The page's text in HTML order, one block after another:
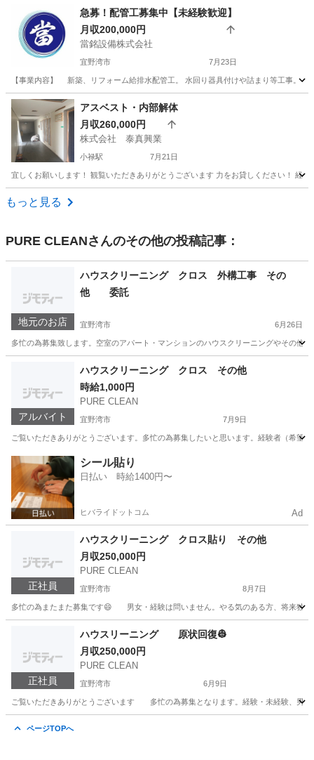
那覇空港駅 その他 業務
急募！配管工募集中【未経験歓迎】
月収200,000円
當銘設備株式会社
宜野湾市 7月23日
【事業内容】 新築、リフォーム給排水配管工。 水回り器具付けや詰まり等工事。
沖縄 宜野湾市 その他 配管工
アスベスト・内部解体
月収260,000円
株式会社 泰真興業
小禄駅 7月21日
宜しくお願いします！ 観覧いただきありがとうございます 力をお貸しください！ 経
沖縄 那覇市
もっと見る
PURE CLEANさんのその他の投稿記事：
地元のお店
ハウスクリーニング クロス 外構工事 その
他 委託
宜野湾市 6月26日
多忙の為募集致します。空室のアパート・マンションのハウスクリーニングやその他
その他
アルバイト
ハウスクリーニング クロス その他
時給1,000円
PURE CLEAN
宜野湾市 7月9日
ご覧いただきありがとうございます。多忙の為募集したいと思います。経験者（希望
沖縄 宜野湾市 その他
シール貼り
日払い 時給1400円〜
ヒバライドットコム Ad
正社員
ハウスクリーニング クロス貼り その他
月収250,000円
PURE CLEAN
宜野湾市 8月7日
多忙の為またまた募集です😄 男女・経験は問いません。やる気のある方、将来独立
その他
正社員
ハウスリーニング 原状回復👷
月収250,000円
PURE CLEAN
宜野湾市 6月9日
ご覧いただきありがとうございます 多忙の為募集となります。経験・未経験、男
ページTOPへ